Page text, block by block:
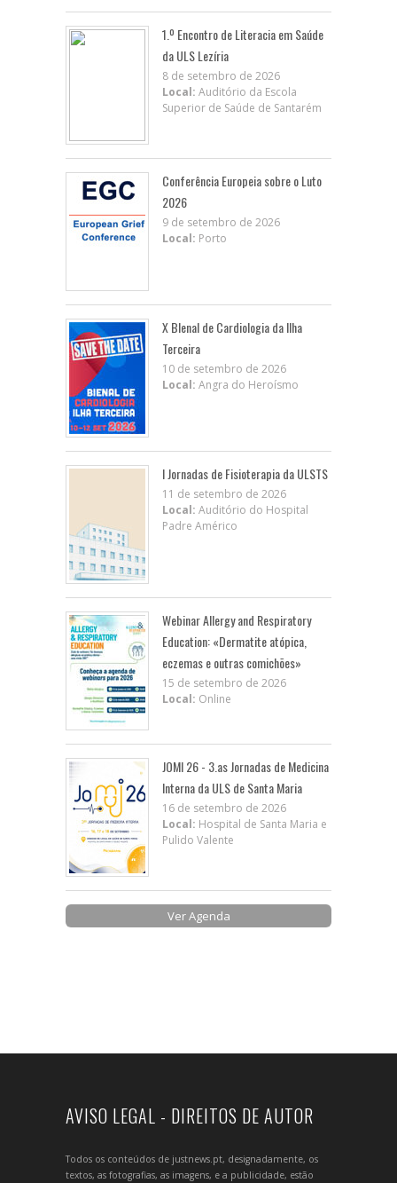
1.º Encontro de Literacia em Saúde
da ULS Lezíria
8 de setembro de 2026
Local: Auditório da Escola
Superior de Saúde de Santarém
Conferência Europeia sobre o Luto
2026
9 de setembro de 2026
Local: Porto
X BIenal de Cardiologia da Ilha
Terceira
10 de setembro de 2026
Local: Angra do Heroísmo
I Jornadas de Fisioterapia da ULSTS
11 de setembro de 2026
Local: Auditório do Hospital
Padre Américo
Webinar Allergy and Respiratory
Education: «Dermatite atópica,
eczemas e outras comichões»
15 de setembro de 2026
Local: Online
JOMI 26 - 3.as Jornadas de Medicina
Interna da ULS de Santa Maria
16 de setembro de 2026
Local: Hospital de Santa Maria e
Pulido Valente
Ver Agenda
AVISO LEGAL - DIREITOS DE AUTOR
Todos os conteúdos de justnews.pt, designadamente, os
textos, as fotografias, as imagens, e a publicidade, estão